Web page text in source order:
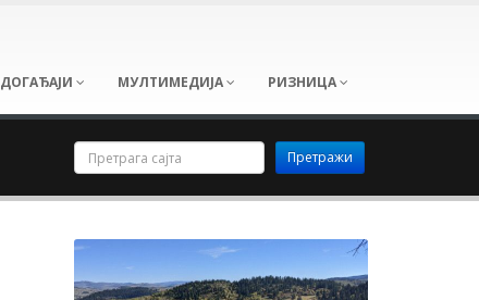
ДОГАЂАЈИ МУЛТИМЕДИЈА РИЗНИЦА